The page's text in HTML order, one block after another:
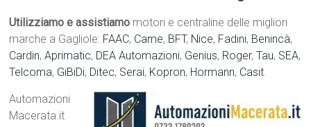
Utilizziamo e assistiamo motori e centraline delle migliori
marche a Gagliole: FAAC, Came, BFT, Nice, Fadini, Benincà,
Cardin,Aprimatic, DEA Automazioni, Genius, Roger,Tau, SEA,
Telcoma, GiBiDi, Ditec, Serai, Kopron, Hormann, Casit.
Automazioni
Macerata.it